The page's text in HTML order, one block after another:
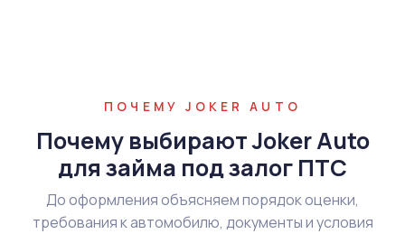
ПОЧЕМУ JOKER AUTO
Почему выбирают Joker Auto
для займа под залог ПТС
До оформления объясняем порядок оценки,
требования к автомобилю, документы и условия